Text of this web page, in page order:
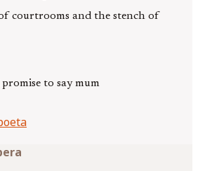
courtrooms and the stench of
to say mum